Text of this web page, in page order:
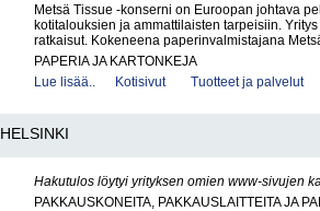
Metsä Tissue -konserni on Euroopan johtava
kotitalouksien ja ammattilaisten tarpeisiin.
ratkaisut. Kokeneena paperinvalmistajana
PAPERIA JA KARTONKEJA
Lue lisää..
Kotisivut Tuotteet ja palvelut
HELSINKI
Hakutulos löytyi yrityksen omien www-sivujen
PAKKAUSKONEITA, PAKKAUSLAITTEITA JA